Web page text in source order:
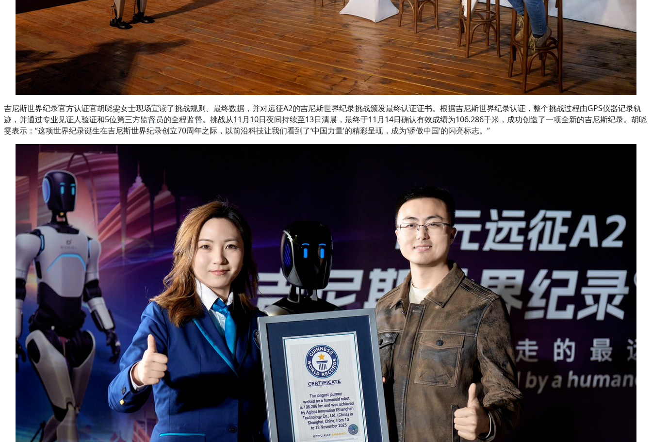
吉尼斯世界纪录官方认证官胡晓雯女士现场宣读了挑战规则、最终数据，并对远征A2的吉尼斯世界纪录挑战颁发最终认证证书。根据吉尼斯世界纪录认证，整个挑战过程由GPS仪器记录轨
迹，并通过专业见证人验证和5位第三方监督员的全程监督。挑战从11月10日夜间持续至13日清晨，最终于11月14日确认有效成绩为106.286千米，成功创造了一项全新的吉尼斯纪录。胡晓
雯表示：“这项世界纪录诞生在吉尼斯世界纪录创立70周年之际，以前沿科技让我们看到了‘中国力量’的精彩呈现，成为‘骄傲中国’的闪亮标志。”